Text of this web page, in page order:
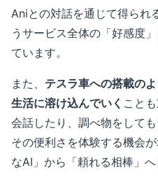
Aniとの対話を通じて得られ
うサービス全体の「好感度
ています。
また、 テスラ車への搭載の
生活に溶け込んでいく こと
会話したり、調べ物をして
その便利さを体験する機会
なAI」から「頼れる相棒」